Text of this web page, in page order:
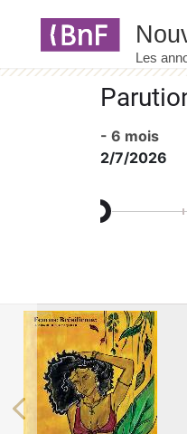
- 6 mois
2/7/2026
Previous